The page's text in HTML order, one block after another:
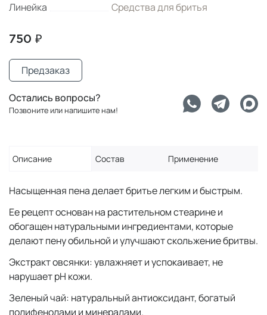
Линейка
Средства для бритья
750 ₽
Предзаказ
Остались вопросы?
Позвоните или напишите нам!
Описание Состав Применение
Насыщенная пена делает бритье легким и быстрым.
Ее рецепт основан на растительном стеарине и
обогащен натуральными ингредиентами, которые
делают пену обильной и улучшают скольжение бритвы.
Экстракт овсянки: увлажняет и успокаивает, не
нарушает pH кожи.
Зеленый чай: натуральный антиоксидант, богатый
полифенолами и минералами.